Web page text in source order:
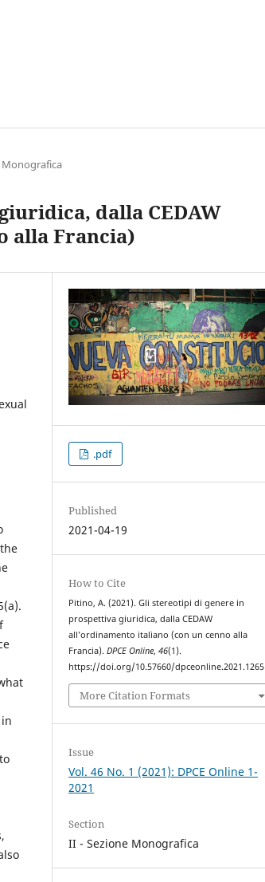
Monografica
dalla CEDAW
alla Francia)
.pdf
Published
2021-04-19
How to Cite
Pitino, A. (2021). Gli stereotipi di genere in
prospettiva giuridica, dalla CEDAW
all’ordinamento italiano (con un cenno alla
Francia).DPCE Online,46(1).
https://doi.org/10.57660/dpceonline.2021.1265
More Citation Formats
Issue
Vol. 46 No. 1 (2021): DPCE Online 1-
2021
Section
II - Sezione Monografica